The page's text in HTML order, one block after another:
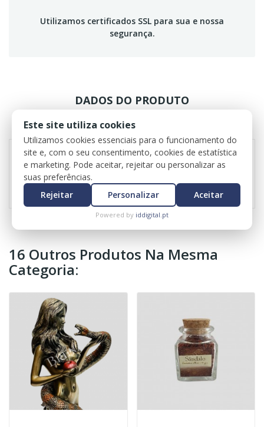
Utilizamos certificados SSL para sua e nossa
segurança.
DADOS DO PRODUTO
REVIEWS
Referência 0743
16 Outros Produtos Na Mesma
Categoria:
Este site utiliza cookies
Utilizamos cookies essenciais para o funcionamento do
site e, com o seu consentimento, cookies de estatística
e marketing. Pode aceitar, rejeitar ou personalizar as
suas preferências.
Rejeitar
Personalizar Aceitar
Powered by iddigital.pt